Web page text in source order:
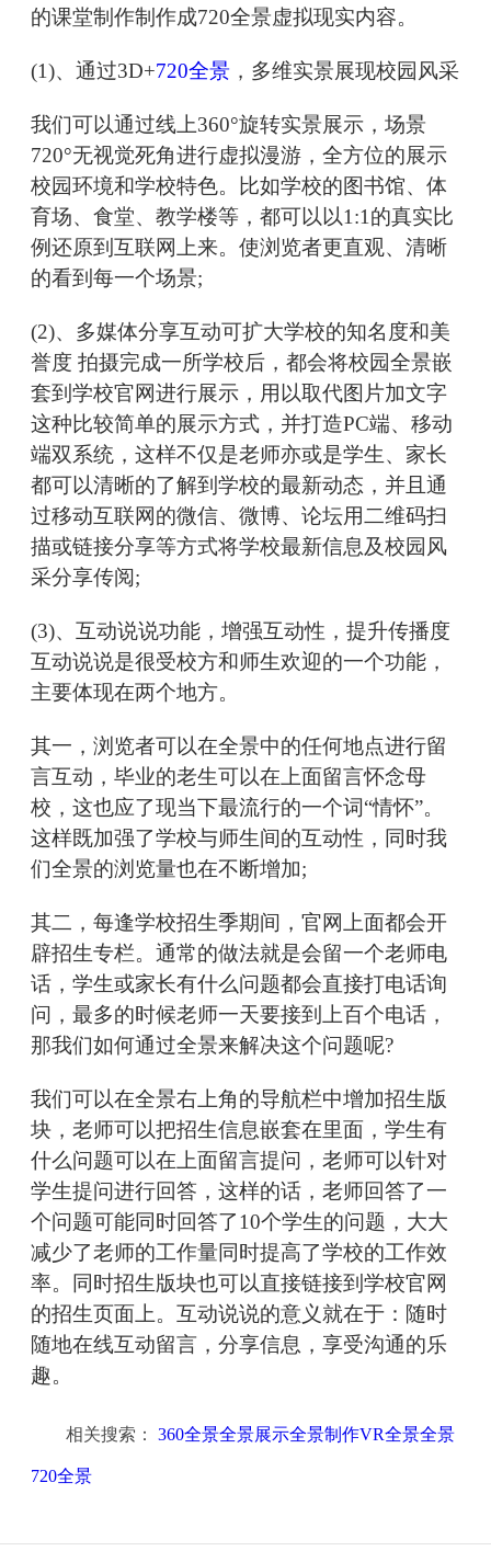
的课堂制作制作成720全景虚拟现实内容。
(1)、通过3D+720全景 ，多维实景展现校园风采
我们可以通过线上360°旋转实景展示，场景
720°无视觉死角进行虚拟漫游，全方位的展示
校园环境和学校特色。比如学校的图书馆、体
育场、食堂、教学楼等，都可以以1:1的真实比
例还原到互联网上来。使浏览者更直观、清晰
的看到每一个场景;
(2)、多媒体分享互动可扩大学校的知名度和美
誉度 拍摄完成一所学校后，都会将校园全景嵌
套到学校官网进行展示，用以取代图片加文字
这种比较简单的展示方式，并打造PC端、移动
端双系统，这样不仅是老师亦或是学生、家长
都可以清晰的了解到学校的最新动态，并且通
过移动互联网的微信、微博、论坛用二维码扫
描或链接分享等方式将学校最新信息及校园风
采分享传阅;
(3)、互动说说功能，增强互动性，提升传播度
互动说说是很受校方和师生欢迎的一个功能，
主要体现在两个地方。
其一，浏览者可以在全景中的任何地点进行留
言互动，毕业的老生可以在上面留言怀念母
校，这也应了现当下最流行的一个词“情怀”。
这样既加强了学校与师生间的互动性，同时我
们全景的浏览量也在不断增加;
其二，每逢学校招生季期间，官网上面都会开
辟招生专栏。通常的做法就是会留一个老师电
话，学生或家长有什么问题都会直接打电话询
问，最多的时候老师一天要接到上百个电话，
那我们如何通过全景来解决这个问题呢?
我们可以在全景右上角的导航栏中增加招生版
块，老师可以把招生信息嵌套在里面，学生有
什么问题可以在上面留言提问，老师可以针对
学生提问进行回答，这样的话，老师回答了一
个问题可能同时回答了10个学生的问题，大大
减少了老师的工作量同时提高了学校的工作效
率。同时招生版块也可以直接链接到学校官网
的招生页面上。互动说说的意义就在于：随时
随地在线互动留言，分享信息，享受沟通的乐
趣。
相关搜索： 360全景全景展示全景制作VR全景全景
720全景